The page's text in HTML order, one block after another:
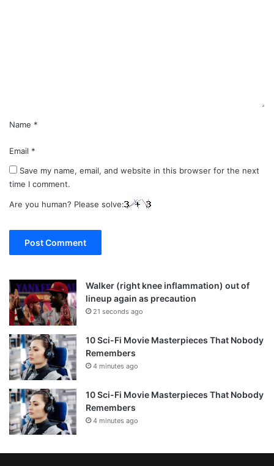
Name *
Email *
Save my name, email, and website in this browser for the next
time I comment.
Are you human? Please solve:
Walker (right knee inflammation) out of
lineup again as precaution
21 seconds ago
10 Sci-Fi Movie Masterpieces That Nobody
Remembers
4 minutes ago
10 Sci-Fi Movie Masterpieces That Nobody
Remembers
4 minutes ago